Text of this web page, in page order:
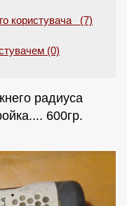
користувача (7)
(0)
радиуса
600гр.